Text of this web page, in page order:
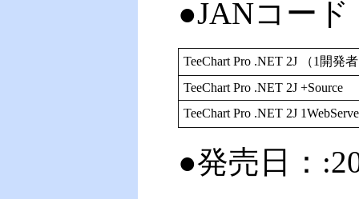
●JANコード
TeeChart Pro .NET 2J （1開発
TeeChart Pro .NET 2J +Source
TeeChart Pro .NET 2J
●発売日：